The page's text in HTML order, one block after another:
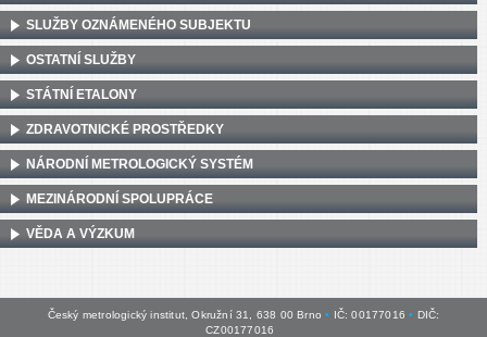
SLUŽBY OZNÁMENÉHO SUBJEKTU
OSTATNÍ SLUŽBY
STÁTNÍ ETALONY
ZDRAVOTNICKÉ PROSTŘEDKY
NÁRODNÍ METROLOGICKÝ SYSTÉM
MEZINÁRODNÍ SPOLUPRÁCE
VĚDA A VÝZKUM
Český metrologický institut, Okružní 31, 638 00 Brno • IČ: 00177016 • DIČ:
CZ00177016